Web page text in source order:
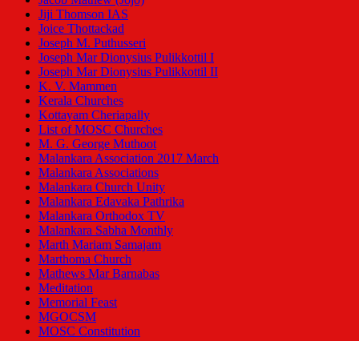
Jiji Thomson IAS
Joice Thottackad
Joseph M. Puthusseri
Joseph Mar Dionysius Pulikkottil I
Joseph Mar Dionysius Pulikkottil II
K. V. Mammen
Kerala Churches
Kottayam Cheriapally
List of MOSC Churches
M. G. George Muthoot
Malankara Association 2017 March
Malankara Associations
Malankara Church Unity
Malankara Edavaka Pathrika
Malankara Orthodox TV
Malankara Sabha Monthly
Marth Mariam Samajam
Marthoma Church
Mathews Mar Barnabas
Meditation
Memorial Feast
MGOCSM
MOSC Constitution